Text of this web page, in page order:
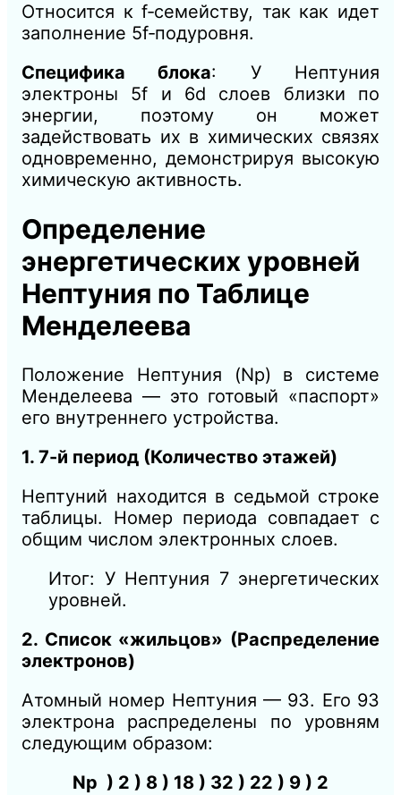
Относится к f‑семейству, так как идет
заполнение 5f‑подуровня.
Специфика блока: У Нептуния
электроны 5f и 6d слоев близки по
энергии, поэтому он может
задействовать их в химических связях
одновременно, демонстрируя высокую
химическую активность.
Определение
энергетических уровней
Нептуния по Таблице
Менделеева
Положение Нептуния (Np) в системе
Менделеева — это готовый «паспорт»
его внутреннего устройства.
1. 7-й период (Количество этажей)
Нептуний находится в седьмой строке
таблицы. Номер периода совпадает с
общим числом электронных слоев.
Итог: У Нептуния 7 энергетических
уровней.
2. Список «жильцов» (Распределение
электронов)
Атомный номер Нептуния — 93. Его 93
электрона распределены по уровням
следующим образом:
Np ) 2 ) 8 ) 18 ) 32 ) 22 ) 9 ) 2